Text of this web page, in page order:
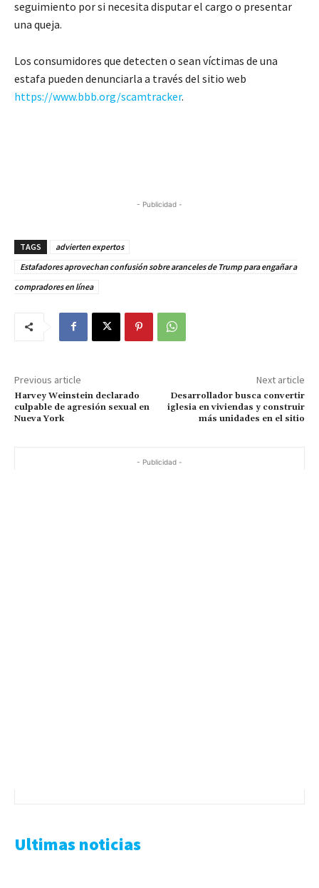
seguimiento por si necesita disputar el cargo o presentar
una queja.
Los consumidores que detecten o sean víctimas de una
estafa pueden denunciarla a través del sitio web
https://www.bbb.org/scamtracker.
- Publicidad -
TAGS
advierten expertos
Estafadores aprovechan confusión sobre aranceles de Trump para engañar a
compradores en línea
Previous article
Harvey Weinstein declarado
culpable de agresión sexual en
Nueva York
Next article
Desarrollador busca convertir
iglesia en viviendas y construir
más unidades en el sitio
- Publicidad -
Ultimas noticias